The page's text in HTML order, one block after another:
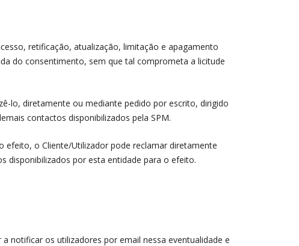
retificação, atualização, limitação e apagamento
do consentimento, sem que tal comprometa a licitude
lo, diretamente ou mediante pedido por escrito, dirigido
contactos disponibilizados pela SPM.
efeito, o Cliente/Utilizador pode reclamar diretamente
disponibilizados por esta entidade para o efeito.
notificar os utilizadores por email nessa eventualidade e